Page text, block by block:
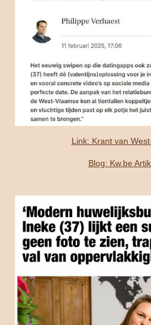
Link: Krant van
Blog: Kw.be